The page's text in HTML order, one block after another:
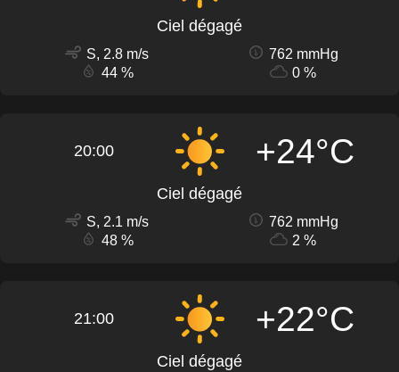
Ciel dégagé
S, 2.8 m/s
762 mmHg
44 %
0 %
20:00 +24°C
Ciel dégagé
S, 2.1 m/s
762 mmHg
48 %
2 %
21:00 +22°C
Ciel dégagé